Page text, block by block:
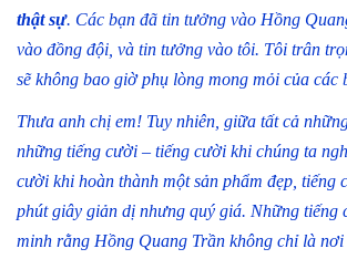
thật sự. Các bạn đã tin tưởng vào Hồng
vào đồng đội, và tin tưởng vào tôi. Tôi trân
sẽ không bao giờ phụ lòng mong mỏi của các
Thưa anh chị em! Tuy nhiên, giữa tất cả
những tiếng cười – tiếng cười khi chúng ta
cười khi hoàn thành một sản phẩm đẹp, tiếng
phút giây giản dị nhưng quý giá. Những tiếng
minh rằng Hồng Quang Trần không chỉ là